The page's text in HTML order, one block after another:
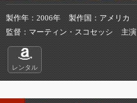
製作年 2006年 製作国 アメリカ
監督
マーティン・スコセッシ 主演
レンタル